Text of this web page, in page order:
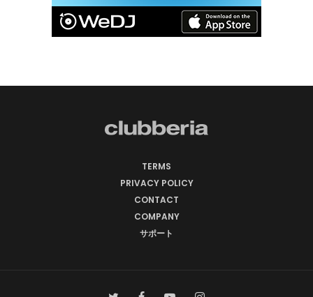
TERMS
PRIVACY POLICY
CONTACT
COMPANY
サポート